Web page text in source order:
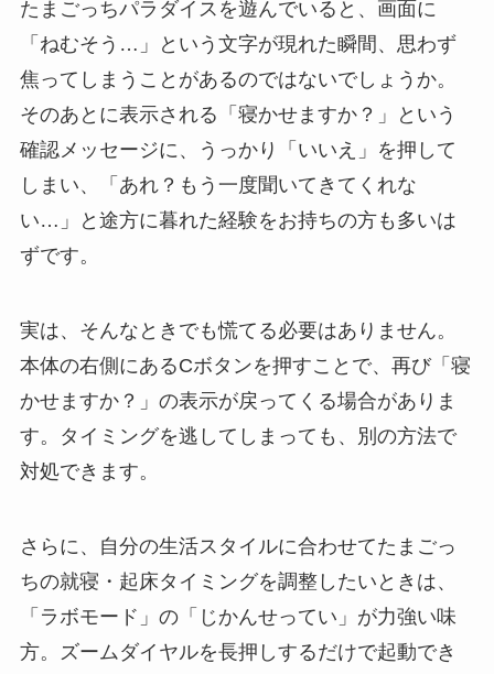
たまごっちパラダイスを遊んでいると、画面に
「ねむそう…」という文字が現れた瞬間、思わず
焦ってしまうことがあるのではないでしょうか。
そのあとに表示される「寝かせますか？」という
確認メッセージに、うっかり「いいえ」を押して
しまい、「あれ？もう一度聞いてきてくれな
い…」と途方に暮れた経験をお持ちの方も多いは
ずです。
実は、そんなときでも慌てる必要はありません。
本体の右側にあるCボタンを押すことで、再び「寝
かせますか？」の表示が戻ってくる場合がありま
す。タイミングを逃してしまっても、別の方法で
対処できます。
さらに、自分の生活スタイルに合わせてたまごっ
ちの就寝・起床タイミングを調整したいときは、
「ラボモード」の「じかんせってい」が力強い味
方。ズームダイヤルを長押しするだけで起動でき